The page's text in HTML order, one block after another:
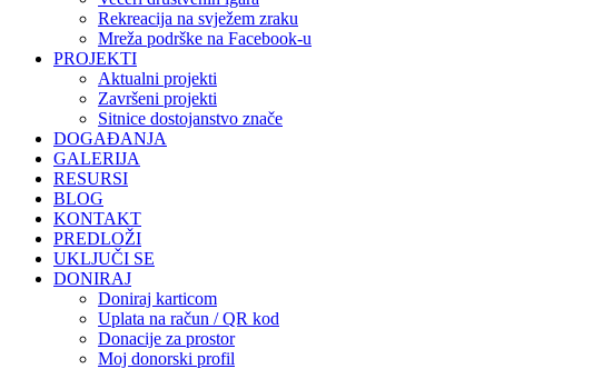
Rekreacija na svježem zraku
Mreža podrške na Facebook-u
PROJEKTI
Aktualni projekti
Završeni projekti
Sitnice dostojanstvo znače
DOGAĐANJA
GALERIJA
RESURSI
BLOG
KONTAKT
PREDLOŽI
UKLJUČI SE
DONIRAJ
Doniraj karticom
Uplata na račun / QR kod
Donacije za prostor
Moj donorski profil